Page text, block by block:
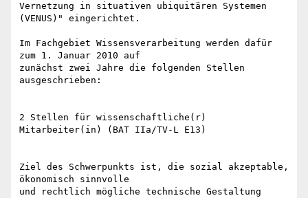
Vernetzung in situativen ubiquitären Systemen
(VENUS)" eingerichtet.
Im Fachgebiet Wissensverarbeitung werden dafür
zum 1. Januar 2010 auf
zunächst zwei Jahre die folgenden Stellen
ausgeschrieben:
2 Stellen für wissenschaftliche(r)
Mitarbeiter(in) (BAT IIa/TV-L E13)
Ziel des Schwerpunkts ist, die sozial akzeptable,
ökonomisch sinnvolle
und rechtlich mögliche technische Gestaltung